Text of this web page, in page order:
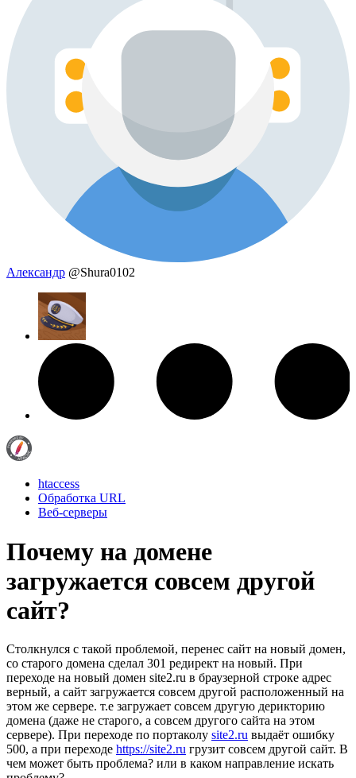
Александр @Shura0102
htaccess
Обработка URL
Веб-серверы
Почему на домене
загружается совсем другой
сайт?
Столкнулся с такой проблемой, перенес сайт на новый домен,
со старого домена сделал 301 редирект на новый. При
переходе на новый домен site2.ru в браузерной строке адрес
верный, а сайт загружается совсем другой расположенный на
этом же сервере. т.е загружает совсем другую дерикторию
домена (даже не старого, а совсем другого сайта на этом
сервере). При переходе по портаколу site2.ru выдаёт ошибку
500, а при переходе https://site2.ru грузит совсем другой сайт. В
чем может быть проблема? или в каком направление искать